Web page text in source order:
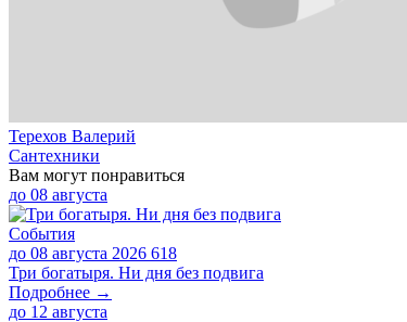
Терехов Валерий
Сантехники
Вам могут понравиться
до 08 августа
События
до 08 августа 2026 618
Три богатыря. Ни дня без подвига
Подробнее →
до 12 августа